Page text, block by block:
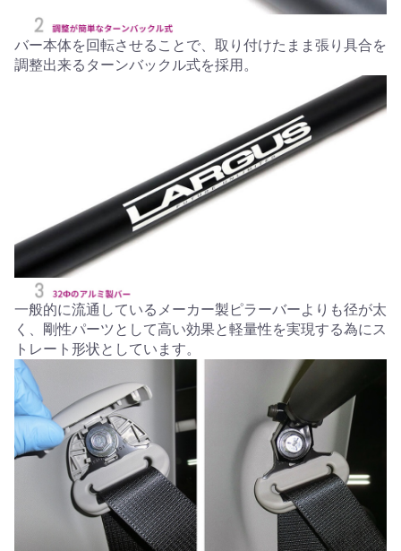
バー本体を回転させることで、取り付けたまま張り具合を
調整出来るターンバックル式を採用。
一般的に流通しているメーカー製ピラーバーよりも径が太
く、剛性パーツとして高い効果と軽量性を実現する為にス
トレート形状としています。